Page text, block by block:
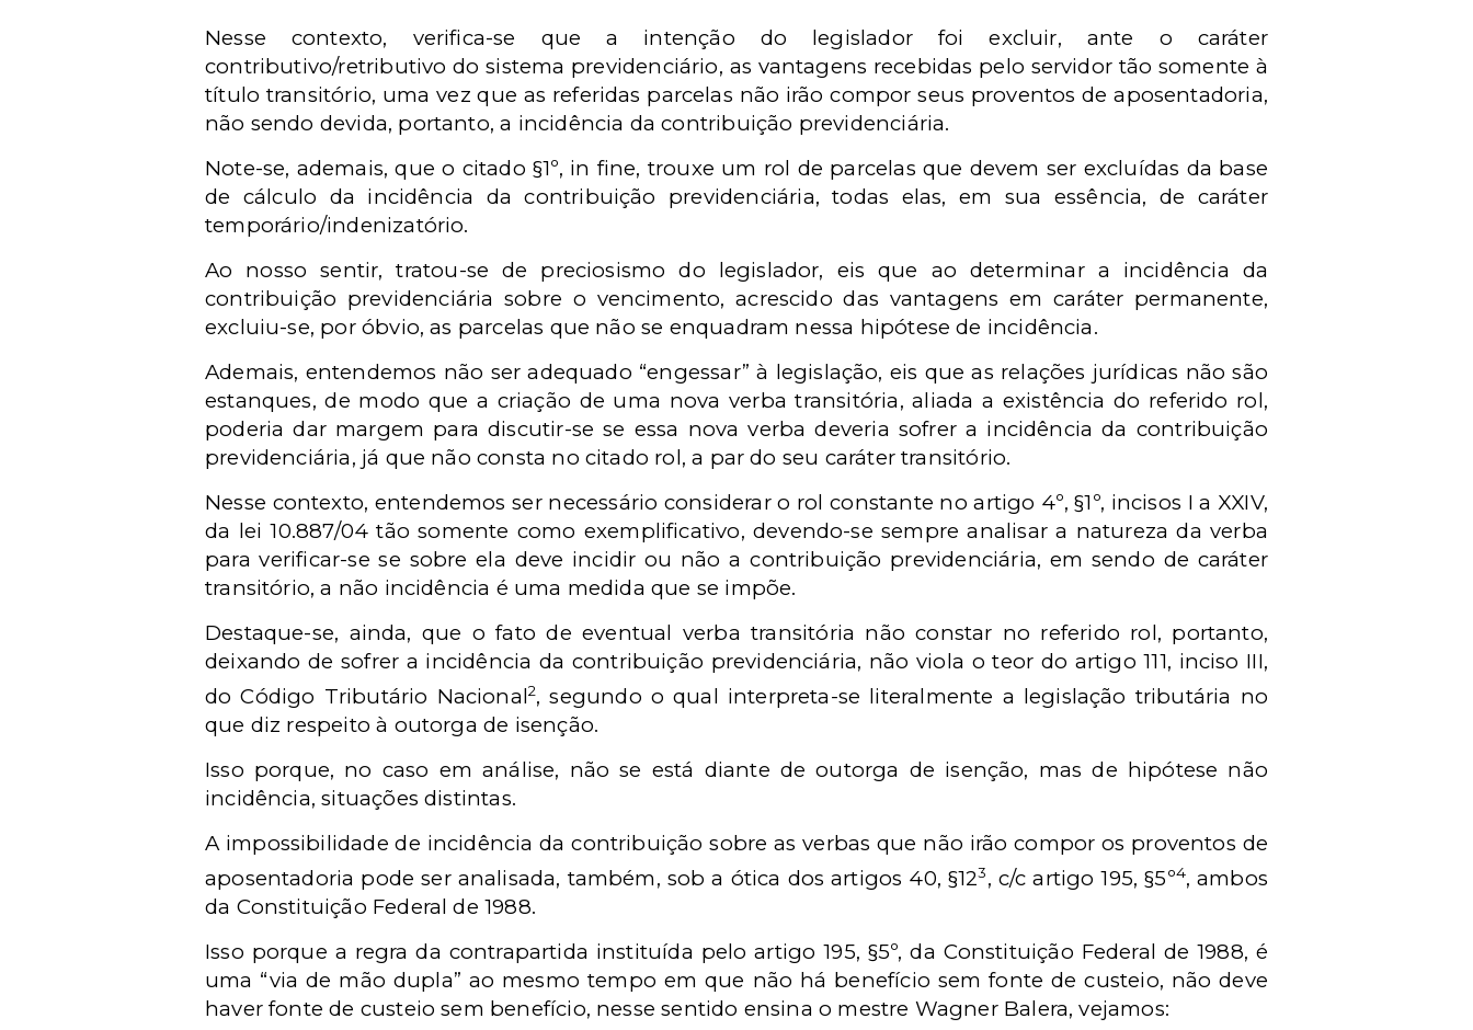
Nesse contexto, verifica-se que a intenção do legislador foi excluir, ante o caráter
contributivo/retributivo do sistema previdenciário, as vantagens recebidas pelo servidor tão somente à
título transitório, uma vez que as referidas parcelas não irão compor seus proventos de aposentadoria,
não sendo devida, portanto, a incidência da contribuição previdenciária.
Note-se, ademais, que o citado §1º, in fine, trouxe um rol de parcelas que devem ser excluídas da base
de cálculo da incidência da contribuição previdenciária, todas elas, em sua essência, de caráter
temporário/indenizatório.
Ao nosso sentir, tratou-se de preciosismo do legislador, eis que ao determinar a incidência da
contribuição previdenciária sobre o vencimento, acrescido das vantagens em caráter permanente,
excluiu-se, por óbvio, as parcelas que não se enquadram nessa hipótese de incidência.
Ademais, entendemos não ser adequado “engessar” à legislação, eis que as relações jurídicas não são
estanques, de modo que a criação de uma nova verba transitória, aliada a existência do referido rol,
poderia dar margem para discutir-se se essa nova verba deveria sofrer a incidência da contribuição
previdenciária, já que não consta no citado rol, a par do seu caráter transitório.
Nesse contexto, entendemos ser necessário considerar o rol constante no artigo 4º, §1º, incisos I a XXIV,
da lei 10.887/04 tão somente como exemplificativo, devendo-se sempre analisar a natureza da verba
para verificar-se se sobre ela deve incidir ou não a contribuição previdenciária, em sendo de caráter
transitório, a não incidência é uma medida que se impõe.
Destaque-se, ainda, que o fato de eventual verba transitória não constar no referido rol, portanto,
deixando de sofrer a incidência da contribuição previdenciária, não viola o teor do artigo 111, inciso III,
doCódigo Tributário Nacional2, segundo o qual interpreta-se literalmente a legislação tributária no
que diz respeito à outorga de isenção.
Isso porque, no caso em análise, não se está diante de outorga de isenção, mas de hipótese não
incidência, situações distintas.
A impossibilidade de incidência da contribuição sobre as verbas que não irão compor os proventos de
aposentadoria pode ser analisada, também, sob a ótica dos artigos 40, §123, c/c artigo 195, §5º4, ambos
da Constituição Federal de 1988.
Isso porque a regra da contrapartida instituída pelo artigo 195, §5º, da Constituição Federal de 1988, é
uma “via de mão dupla” ao mesmo tempo em que não há benefício sem fonte de custeio, não deve
haver fonte de custeio sem benefício, nesse sentido ensina o mestre Wagner Balera, vejamos: